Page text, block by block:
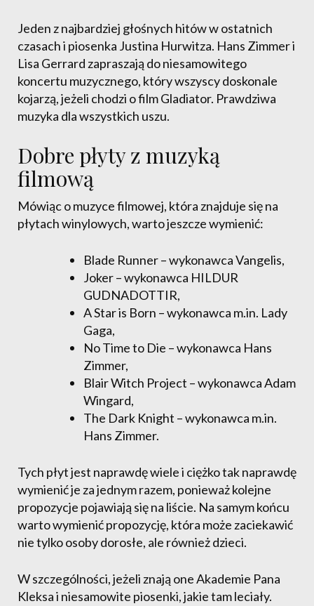
Jeden z najbardziej głośnych hitów w ostatnich
czasach i piosenka Justina Hurwitza. Hans Zimmer i
Lisa Gerrard zapraszają do niesamowitego
koncertu muzycznego, który wszyscy doskonale
kojarzą, jeżeli chodzi o film Gladiator. Prawdziwa
muzyka dla wszystkich uszu.
Dobre płyty z muzyką
filmową
Mówiąc o muzyce filmowej, która znajduje się na
płytach winylowych, warto jeszcze wymienić:
Blade Runner – wykonawca Vangelis,
Joker – wykonawca HILDUR
GUDNADOTTIR,
A Star is Born – wykonawca m.in. Lady
Gaga,
No Time to Die – wykonawca Hans
Zimmer,
Blair Witch Project – wykonawca Adam
Wingard,
The Dark Knight – wykonawca m.in.
Hans Zimmer.
Tych płyt jest naprawdę wiele i ciężko tak naprawdę
wymienić je za jednym razem, ponieważ kolejne
propozycje pojawiają się na liście. Na samym końcu
warto wymienić propozycję, która może zaciekawić
nie tylko osoby dorosłe, ale również dzieci.
W szczególności, jeżeli znają one Akademie Pana
Kleksa i niesamowite piosenki, jakie tam leciały.